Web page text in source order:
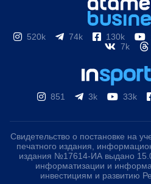
520k 74k 130k
7k
851 3k 33k
Свидетельство о постановке на
печатного издания,
издания №17614-ИА выдано
информатизации и
инвестициям и развитию